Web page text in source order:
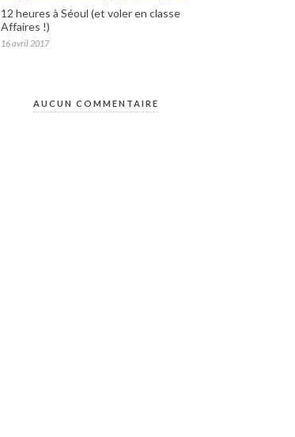
12 heures à Séoul (et voler en classe
Affaires !)
16 avril 2017
AUCUN COMMENTAIRE